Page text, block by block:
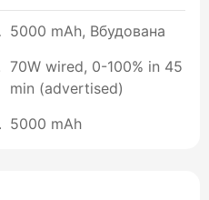
5000 mAh, Вбудована
70W wired, 0-100% in 45
min (advertised)
5000 mAh